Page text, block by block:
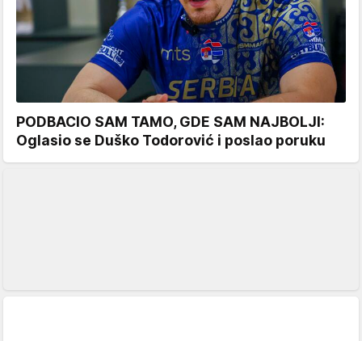
PODBACIO SAM TAMO, GDE SAM NAJBOLJI:
Oglasio se Duško Todorović i poslao poruku